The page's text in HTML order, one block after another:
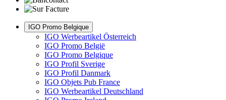
IGO Promo Belgique
IGO Werbeartikel Österreich
IGO Promo België
IGO Promo Belgique
IGO Profil Sverige
IGO Profil Danmark
IGO Objets Pub France
IGO Werbeartikel Deutschland